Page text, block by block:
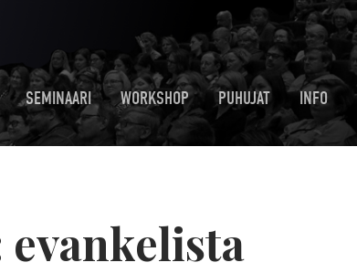
SEMINAARI WORKSHOP PUHUJAT INFO
evankelista